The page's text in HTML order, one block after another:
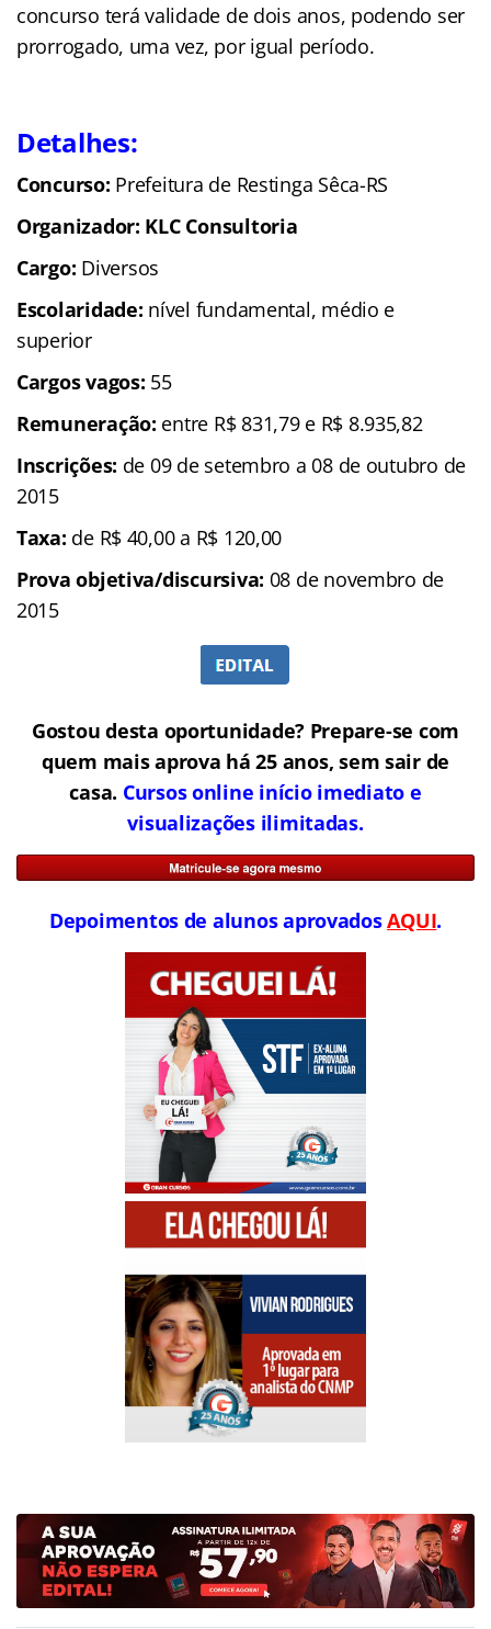
concurso terá validade de dois anos, podendo ser
prorrogado, uma vez, por igual período.
Detalhes:
Concurso: Prefeitura de Restinga Sêca-RS
Organizador: KLC Consultoria
Cargo: Diversos
Escolaridade: nível fundamental, médio e
superior
Cargos vagos: 55
Remuneração: entre R$ 831,79 e R$ 8.935,82
Inscrições: de 09 de setembro a 08 de outubro de
2015
Taxa: de R$ 40,00 a R$ 120,00
Prova objetiva/discursiva: 08 de novembro de
2015
Gostou desta oportunidade? Prepare-se com
quem mais aprova há 25 anos, sem sair de
casa. Cursos online início imediato e
visualizações ilimitadas.
Depoimentos de alunos aprovadosAQUI.